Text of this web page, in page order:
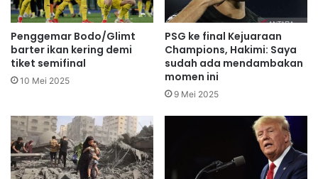
Penggemar Bodo/Glimt
barter ikan kering demi
tiket semifinal
10 Mei 2025
PSG ke final Kejuaraan
Champions, Hakimi: Saya
sudah ada mendambakan
momen ini
9 Mei 2025